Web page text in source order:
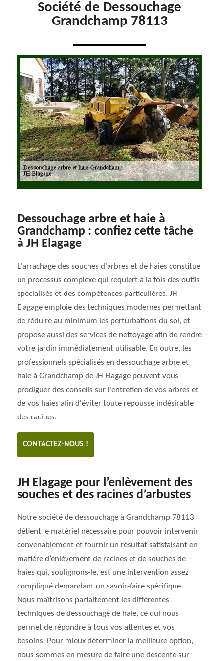
Société de Dessouchage
Grandchamp 78113
Dessouchage arbre et haie à
Grandchamp : confiez cette tâche
à JH Elagage
L'arrachage des souches d'arbres et de haies constitue
un processus complexe qui requiert à la fois des outils
spécialisés et des compétences particulières. JH
Elagage emploie des techniques modernes permettant
de réduire au minimum les perturbations du sol, et
propose aussi des services de nettoyage afin de rendre
votre jardin immédiatement utilisable. En outre, les
professionnels spécialisés en dessouchage arbre et
haie à Grandchamp de JH Elagage peuvent vous
prodiguer des conseils sur l'entretien de vos arbres et
de vos haies afin d'éviter toute repousse indésirable
des racines.
CONTACTEZ-NOUS !
JH Elagage pour l’enlèvement des
souches et des racines d’arbustes
Notre société de dessouchage à Grandchamp 78113
détient le matériel nécessaire pour pouvoir intervenir
convenablement et fournir un résultat satisfaisant en
matière d’enlèvement de racines et de souches de
haies qui, soulignons-le, est une intervention assez
compliqué demandant un savoir-faire spécifique.
Nous maîtrisons parfaitement les différentes
techniques de dessouchage de haie, ce qui nous
permet de répondre à tous vos attentes et vos
besoins. Pour mieux déterminer la meilleure option,
nous sommes en mesure de faire une descente sur